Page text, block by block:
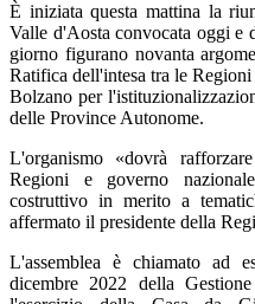
È iniziata questa mattina la
Valle d'Aosta convocata oggi
giorno figurano novanta
Ratifica dell'intesa tra le
Bolzano per
delle Province Autonome.
L'organismo «dovrà
Regioni e governo
costruttivo in merito a
affermato il presidente della
L'assemblea è chiamato ad
dicembre 2022 della